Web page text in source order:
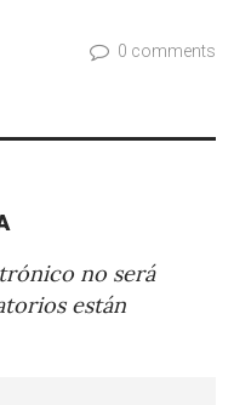
0 comments
no será
están